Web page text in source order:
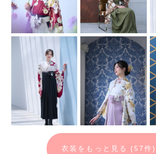
衣装をもっと見る (57件)